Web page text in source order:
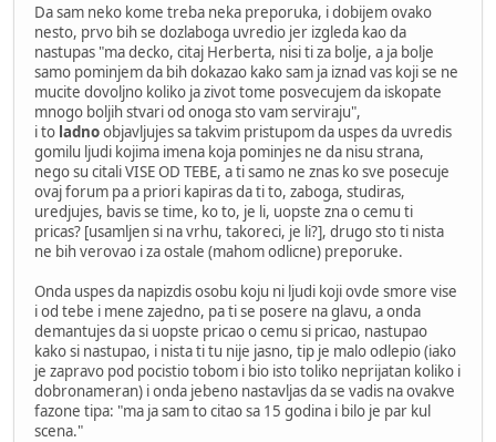
Da sam neko kome treba neka preporuka, i dobijem ovako
nesto, prvo bih se dozlaboga uvredio jer izgleda kao da
nastupas "ma decko, citaj Herberta, nisi ti za bolje, a ja bolje
samo pominjem da bih dokazao kako sam ja iznad vas koji se ne
mucite dovoljno koliko ja zivot tome posvecujem da iskopate
mnogo boljih stvari od onoga sto vam serviraju",
i to ladnoobjavljujes sa takvim pristupom da uspes da uvredis
gomilu ljudi kojima imena koja pominjes ne da nisu strana,
nego su citali VISE OD TEBE, a ti samo ne znas ko sve posecuje
ovaj forum pa a priori kapiras da ti to, zaboga, studiras,
uredjujes, bavis se time, ko to, je li, uopste zna o cemu ti
pricas? [usamljen si na vrhu, takoreci, je li?], drugo sto ti nista
ne bih verovao i za ostale (mahom odlicne) preporuke.
Onda uspes da napizdis osobu koju ni ljudi koji ovde smore vise
i od tebe i mene zajedno, pa ti se posere na glavu, a onda
demantujes da si uopste pricao o cemu si pricao, nastupao
kako si nastupao, i nista ti tu nije jasno, tip je malo odlepio (iako
je zapravo pod pocistio tobom i bio isto toliko neprijatan koliko i
dobronameran) i onda jebeno nastavljas da se vadis na ovakve
fazone tipa: "ma ja sam to citao sa 15 godina i bilo je par kul
scena."